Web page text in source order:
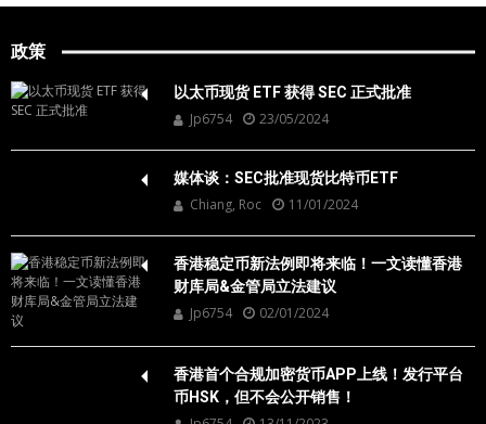
政策
以太币现货 ETF 获得 SEC 正式批准
Jp6754 23/05/2024
媒体谈：SEC批准现货比特币ETF
Chiang, Roc 11/01/2024
香港稳定币新法例即将来临！一文读懂香港
财库局&金管局立法建议
Jp6754 02/01/2024
香港首个合规加密货币APP上线！发行平台
币HSK，但不会公开销售！